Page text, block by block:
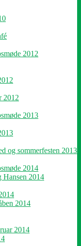
2012
2012
2013
og sommerfesten 2013
2014
Hansen 2014
2014
2014